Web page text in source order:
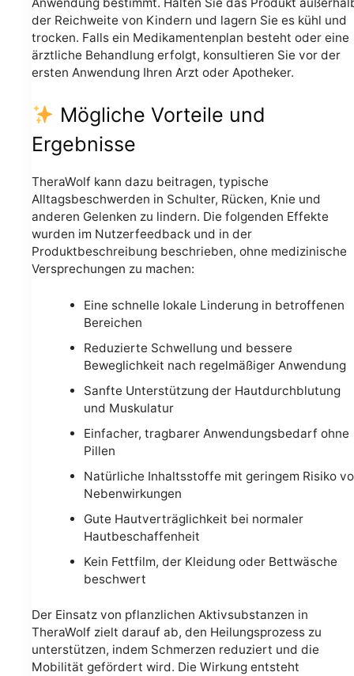
der Reichweite von Kindern und lagern Sie es kühl und
trocken. Falls ein Medikamentenplan besteht oder eine
ärztliche Behandlung erfolgt, konsultieren Sie vor der
ersten Anwendung Ihren Arzt oder Apotheker.
Mögliche Vorteile und
Ergebnisse
TheraWolf kann dazu beitragen, typische
Alltagsbeschwerden in Schulter, Rücken, Knie und
anderen Gelenken zu lindern. Die folgenden Effekte
wurden im Nutzerfeedback und in der
Produktbeschreibung beschrieben, ohne medizinische
Versprechungen zu machen:
Eine schnelle lokale Linderung in betroffenen
Bereichen
Reduzierte Schwellung und bessere
Beweglichkeit nach regelmäßiger Anwendung
Sanfte Unterstützung der Hautdurchblutung
und Muskulatur
Einfacher, tragbarer Anwendungsbedarf ohne
Pillen
Natürliche Inhaltsstoffe mit geringem Risiko
Nebenwirkungen
Gute Hautverträglichkeit bei normaler
Hautbeschaffenheit
Kein Fettfilm, der Kleidung oder Bettwäsche
beschwert
Der Einsatz von pflanzlichen Aktivsubstanzen in
TheraWolf zielt darauf ab, den Heilungsprozess zu
unterstützen, indem Schmerzen reduziert und die
Mobilität gefördert wird. Die Wirkung entsteht